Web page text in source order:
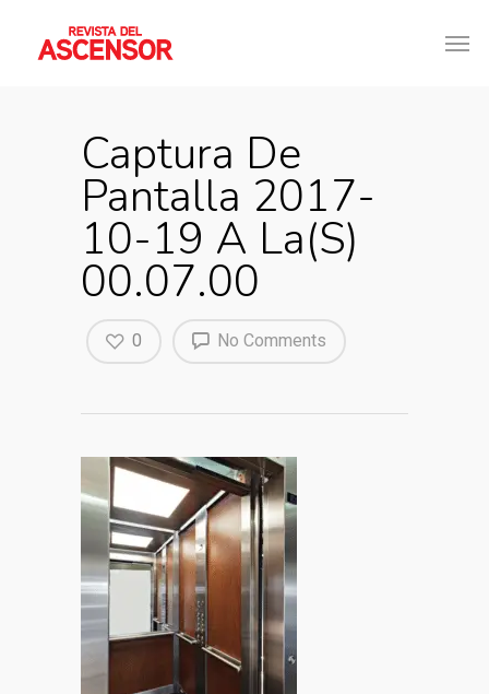
Captura De
Pantalla 2017-
10-19 A La(s)
00.07.00
No Comments
0